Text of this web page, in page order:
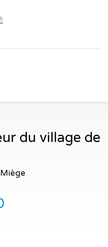
du village de